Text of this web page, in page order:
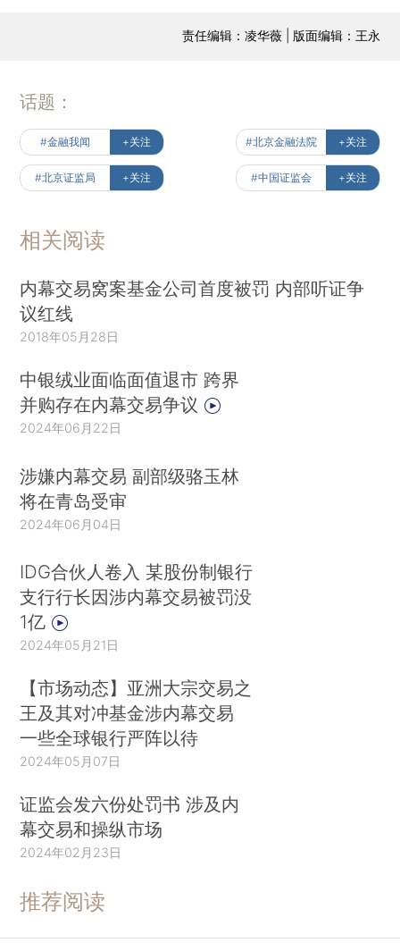
责任编辑：凌华薇 | 版面编辑：王永
话题：
#金融我闻 +关注 #北京金融法院 +关注
#北京证监局 +关注 #中国证监会 +关注
相关阅读
内幕交易窝案基金公司首度被罚 内部听证争
议红线
2018年05月28日
中银绒业面临面值退市 跨界
并购存在内幕交易争议
2024年06月22日
涉嫌内幕交易 副部级骆玉林
将在青岛受审
2024年06月04日
IDG合伙人卷入 某股份制银行
支行行长因涉内幕交易被罚没
1亿
2024年05月21日
【市场动态】亚洲大宗交易之
王及其对冲基金涉内幕交易
一些全球银行严阵以待
2024年05月07日
证监会发六份处罚书 涉及内
幕交易和操纵市场
2024年02月23日
推荐阅读